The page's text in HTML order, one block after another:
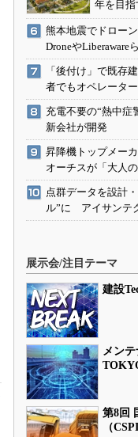
年を目指
熊本地震でドロー
DroneやLiberaware
「後付け」で既存
者でもオペレータ
充電不要の“熱中症
新会社が開発
昇降機トップメー
オーチスが「大人
点群データを設計
ル”に アイサンテ
展示会/注目テーマ
建設
メン
第8回
（